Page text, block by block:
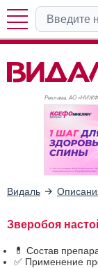
Реклама. АО
Видаль
Зверобоя
💊 Состав
✅ Применение